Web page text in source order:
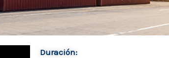
Duración: